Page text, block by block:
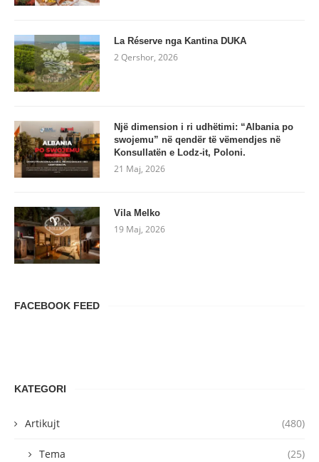
La Réserve nga Kantina DUKA
2 Qershor, 2026
Një dimension i ri udhëtimi: “Albania po
swojemu” në qendër të vëmendjes në
Konsullatën e Lodz-it, Poloni.
21 Maj, 2026
Vila Melko
19 Maj, 2026
FACEBOOK FEED
KATEGORI
Artikujt (480)
Tema (25)